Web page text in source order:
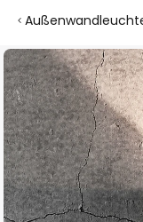
Zum
Ende
der
Bildgalerie
springen